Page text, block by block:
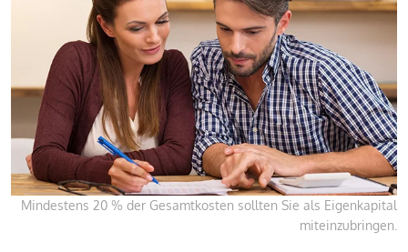
Mindestens 20 % der Gesamtkosten sollten Sie als Eigenkapital
miteinzubringen.